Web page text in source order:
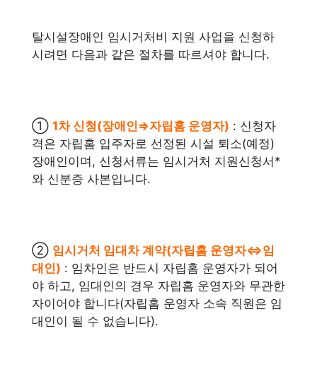
탈시설장애인 임시거처비 지원 사업을 신청하
시려면 다음과 같은 절차를 따르셔야 합니다.
① 1차 신청(장애인⇒자립홈 운영자) : 신청자
격은 자립홈 입주자로 선정된 시설 퇴소(예정)
장애인이며, 신청서류는 임시거처 지원신청서*
와 신분증 사본입니다.
② 임시거처 임대차 계약(자립홈 운영자⇔임
대인) : 임차인은 반드시 자립홈 운영자가 되어
야 하고, 임대인의 경우 자립홈 운영자와 무관한
자이어야 합니다(자립홈 운영자 소속 직원은 임
대인이 될 수 없습니다).